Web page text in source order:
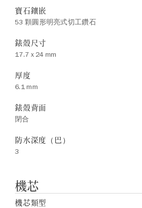
寶石鑲嵌
53 顆圓形明亮式切工鑽石
錶殼尺寸
17.7 x 24 mm
厚度
6.1 mm
錶殼背面
閉合
防水深度（巴）
3
機芯
機芯類型